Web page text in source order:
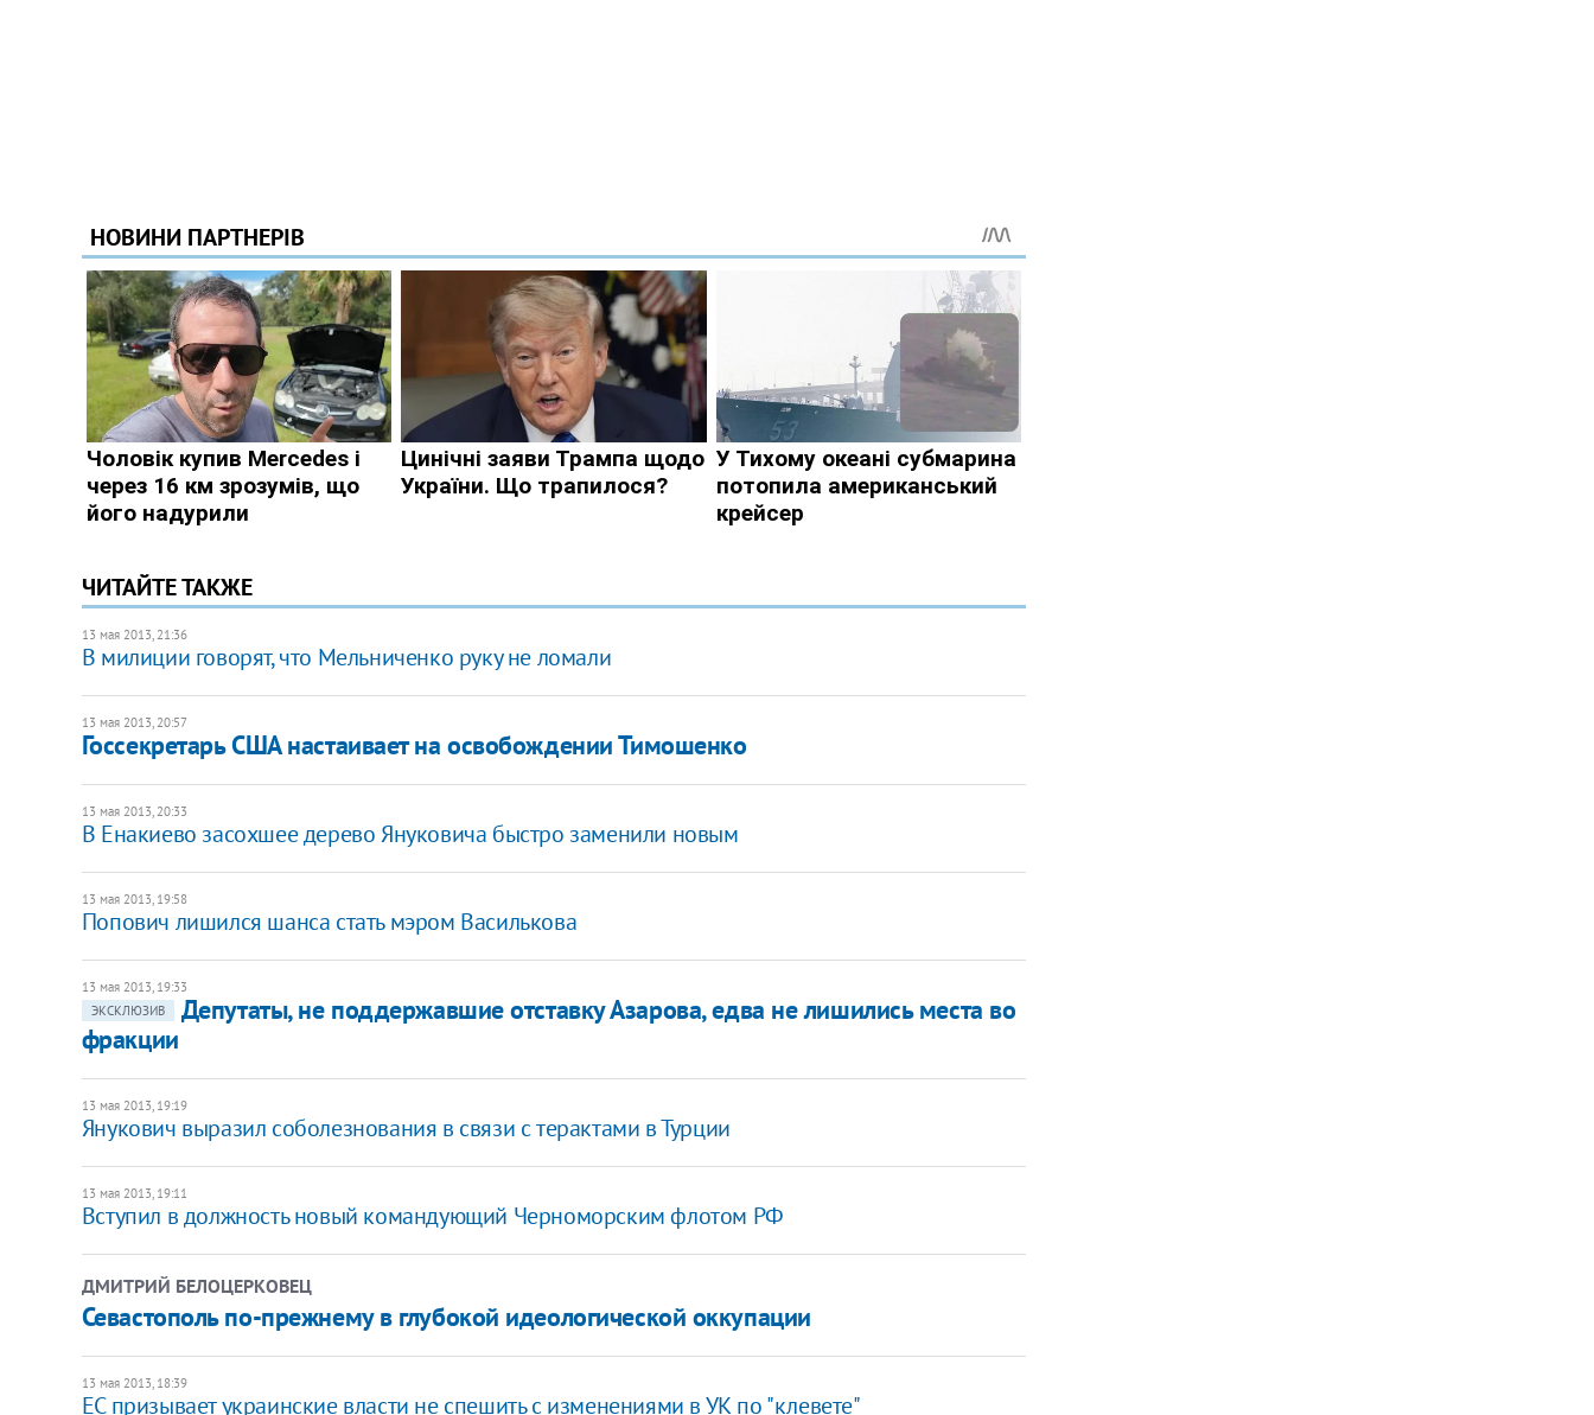
ЧИТАЙТЕ ТАКЖЕ
13 мая 2013, 21:36
В милиции говорят, что Мельниченко руку не ломали
13 мая 2013, 20:57
Госсекретарь США настаивает на освобождении Тимошенко
13 мая 2013, 20:33
В Енакиево засохшее дерево Януковича быстро заменили новым
13 мая 2013, 19:58
Попович лишился шанса стать мэром Василькова
13 мая 2013, 19:33
ЭКСКЛЮЗИВ
Депутаты, не поддержавшие отставку Азарова, едва не лишились места во
фракции
13 мая 2013, 19:19
Янукович выразил соболезнования в связи с терактами в Турции
13 мая 2013, 19:11
Вступил в должность новый командующий Черноморским флотом РФ
ДМИТРИЙ БЕЛОЦЕРКОВЕЦ
Севастополь по-прежнему в глубокой идеологической оккупации
13 мая 2013, 18:39
ЕС призывает украинские власти не спешить с изменениями в УК по "клевете"